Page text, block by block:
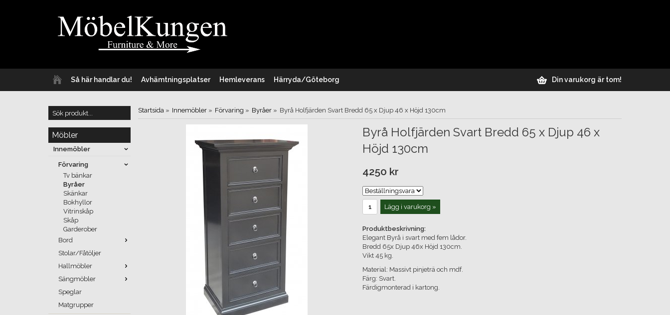
Så här handlar du! Avhämtningsplatser Hemleverans Härryda/Göteborg Din varukorg är tom!
Möbler
Innemöbler
Förvaring
Tv bänkar
Byråer
Skänkar
Bokhyllor
Vitrinskåp
Skåp
Garderober
Bord
Stolar/Fåtöljer
Hallmöbler
Sängmöbler
Speglar
Matgrupper
Startsida » Innemöbler » Förvaring » Byråer » Byrå Holfjärden Svart Bredd 65 x Djup 46 x Höjd 130cm
Byrå Holfjärden Svart Bredd 65 x Djup 46 x
Höjd 130cm
4250 kr
Lägg i varukorg »
Produktbeskrivning:
Elegant Byrå i svart med fem lådor.
Bredd 65x Djup 46x Höjd 130cm.
Vikt 45 kg.
Material: Massivt pinjeträ och mdf.
Färg: Svart.
Färdigmonterad i kartong.